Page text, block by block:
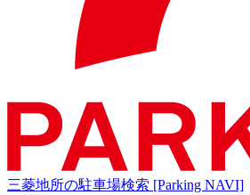
三菱地所の駐車場検索 [Parking NAVI]